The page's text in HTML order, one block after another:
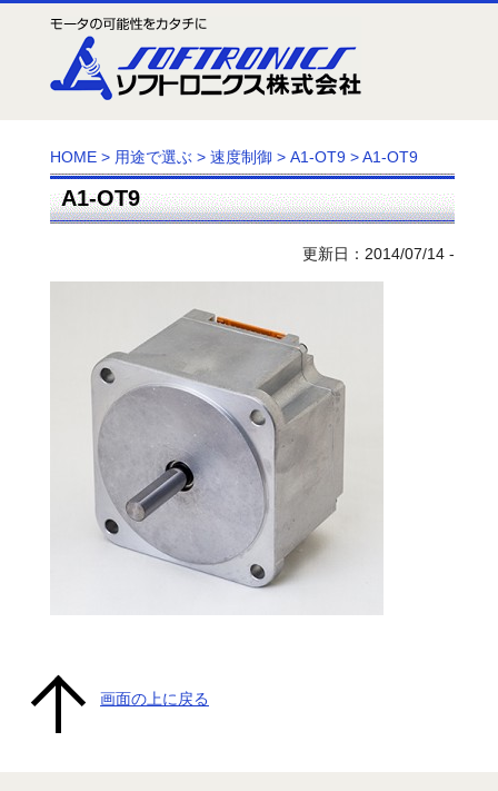
HOME> 用途で選ぶ > 速度制御 > A1-OT9>A1-OT9
A1-OT9
更新日：2014/07/14 -
画面の上に戻る